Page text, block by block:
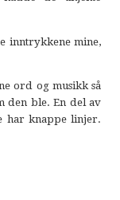
inntrykkene mine,
ord og musikk så
den ble. En del av
har knappe linjer.